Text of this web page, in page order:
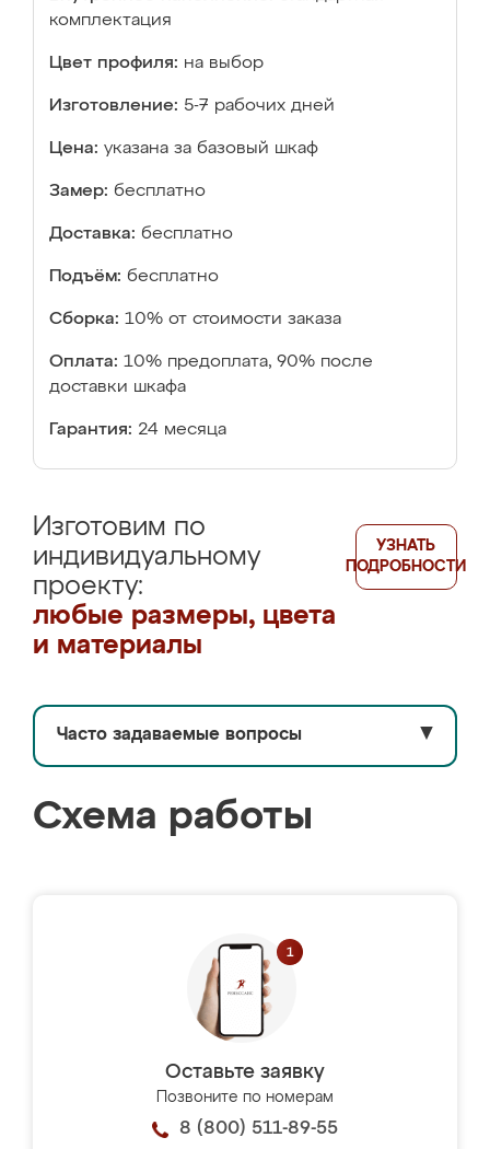
комплектация
Цвет профиля: на выбор
Изготовление: 5-7 рабочих дней
Цена: указана за базовый шкаф
Замер: бесплатно
Доставка: бесплатно
Подъём: бесплатно
Сборка: 10% от стоимости заказа
Оплата: 10% предоплата, 90% после
доставки шкафа
Гарантия: 24 месяца
Изготовим по
индивидуальному
проекту:
любые размеры, цвета
и материалы
УЗНАТЬ
ПОДРОБНОСТИ
Часто задаваемые вопросы ▼
Схема работы
Оставьте заявку
Позвоните по номерам
8 (800) 511-89-55